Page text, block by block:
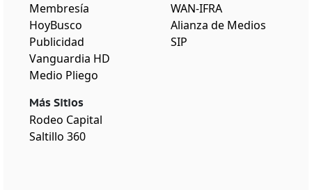
Membresía
HoyBusco
Publicidad
Vanguardia HD
Medio Pliego
Más Sitios
Rodeo Capital
Saltillo 360
WAN-IFRA
Alianza de Medios
SIP